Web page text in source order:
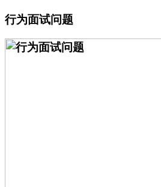
行为面试问题